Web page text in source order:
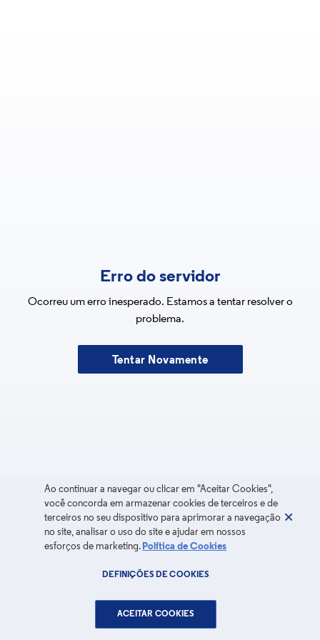
Erro do servidor
Ocorreu um erro inesperado. Estamos a tentar resolver o
problema.
Tentar Novamente
Ao continuar a navegar ou clicar em "Aceitar Cookies",
você concorda em armazenar cookies de terceiros e de
terceiros no seu dispositivo para aprimorar a navegação
no site, analisar o uso do site e ajudar em nossos
esforços de marketing. Política de Cookies
DEFINIÇÕES DE COOKIES
ACEITAR COOKIES